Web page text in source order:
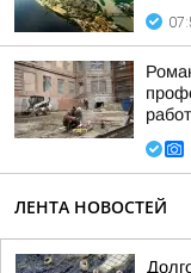
ЛЕНТА НОВОСТЕЙ